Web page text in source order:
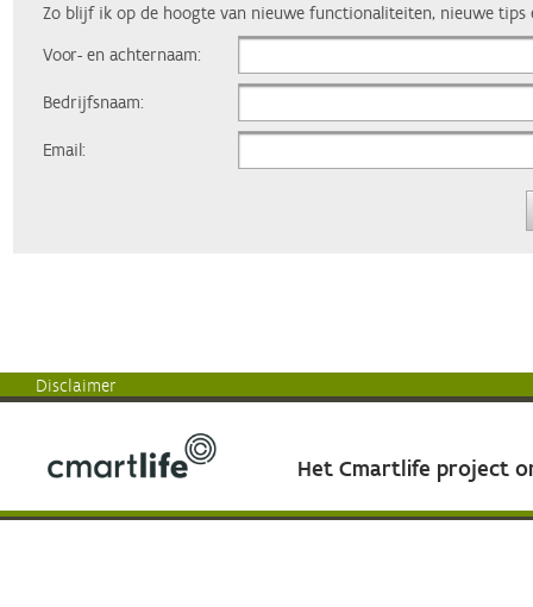
Zo blijf ik op de hoogte van nieuwe functionaliteiten, nieuwe tips
Voor- en achternaam:
Bedrijfsnaam:
Email:
Disclaimer
Het Cmartlife project